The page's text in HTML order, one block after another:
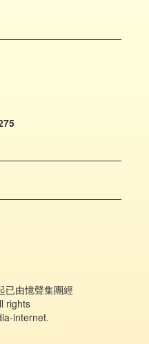
已由憶聲集團經
rights
internet.